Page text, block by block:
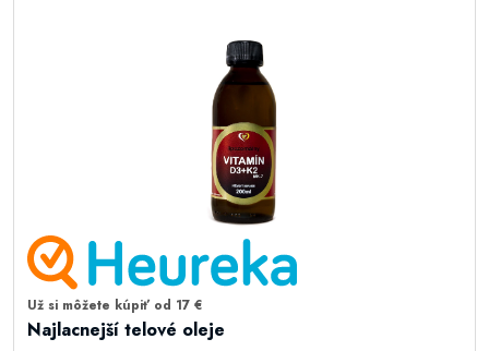
Už si môžete kúpiť od 17 €
Najlacnejší telové oleje